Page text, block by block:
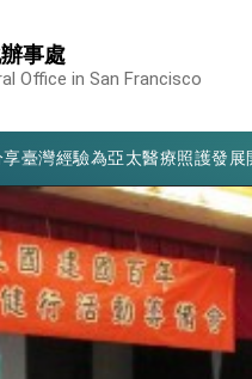
事處
Office in San Francisco
臺灣經驗為亞太醫療照護發展
世界」及「台灣智慧醫療與健
權利走向世界 盼與理念相近
行國是訪問
、為國家邁出合作第一步